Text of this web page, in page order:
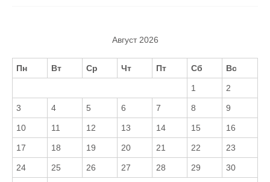
Август 2026
Пн Вт Ср Чт Пт Сб Вс
1 2
3 4 5 6 7 8 9
10 11 12 13 14 15 16
17 18 19 20 21 22 23
24 25 26 27 28 29 30